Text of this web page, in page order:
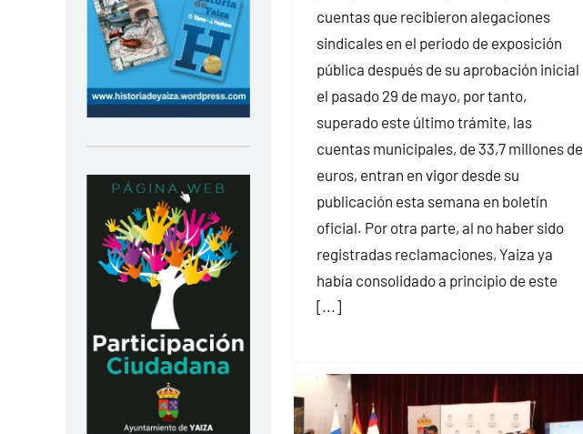
cuentas que recibieron alegaciones
sindicales en el periodo de exposición
pública después de su aprobación inicial
el pasado 29 de mayo, por tanto,
superado este último trámite, las
cuentas municipales, de 33,7 millones de
euros, entran en vigor desde su
publicación esta semana en boletín
oficial. Por otra parte, al no haber sido
registradas reclamaciones, Yaiza ya
había consolidado a principio de este
[...]